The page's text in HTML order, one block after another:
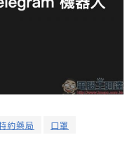
約藥局 口罩